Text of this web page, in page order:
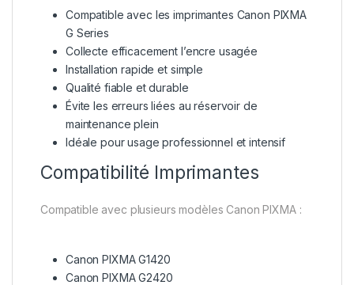
Compatible avec les imprimantes Canon PIXMA
G Series
Collecte efficacement l’encre usagée
Installation rapide et simple
Qualité fiable et durable
Évite les erreurs liées au réservoir de
maintenance plein
Idéale pour usage professionnel et intensif
Compatibilité Imprimantes
Compatible avec plusieurs modèles Canon PIXMA :
Canon PIXMA G1420
Canon PIXMA G2420